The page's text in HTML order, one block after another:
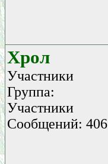
Хрол
Участники
Группа:
Участники
Сообщений: 406